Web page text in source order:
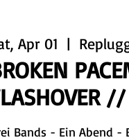
Apr 01
  |
Bands - Ein Abend -